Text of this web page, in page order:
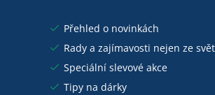
Přehled o novinkách
Rady a zajímavosti nejen ze
Speciální slevové akce
Tipy na dárky